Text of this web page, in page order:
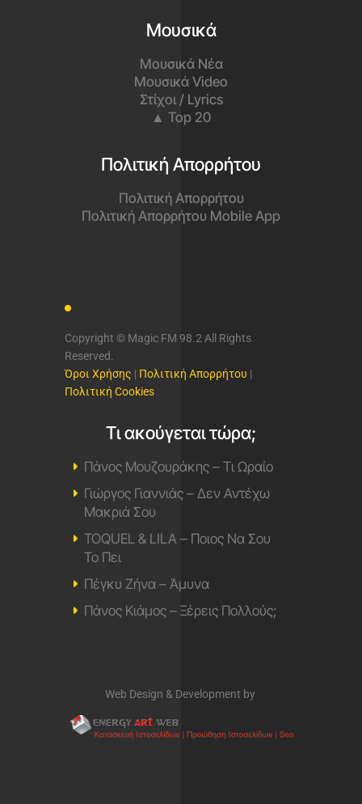
Μουσικά
Μουσικά Νέα
Μουσικά Video
Στίχοι / Lyrics
▲ Top 20
Πολιτική Απορρήτου
Πολιτική Απορρήτου
Πολιτική Απορρήτου Mobile App
Copyright © Magic FM 98.2 All Rights
Reserved.
Όροι Χρήσης | Πολιτική Απορρήτου |
Πολιτική Cookies
Τι ακούγεται τώρα;
Πάνος Μουζουράκης – Τι Ωραίο
Γιώργος Γιαννιάς – Δεν Αντέχω
Μακριά Σου
TOQUEL & LILA – Ποιος Να Σου
Το Πει
Πέγκυ Ζήνα – Άμυνα
Πάνος Κιάμος – Ξέρεις Πολλούς;
Web Design & Development by